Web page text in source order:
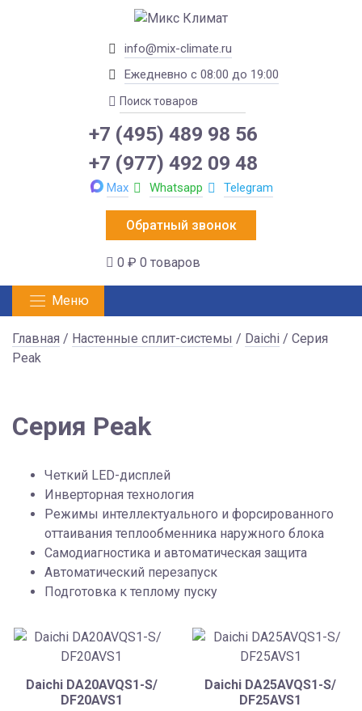
info@mix-climate.ru
Ежедневно с 08:00 до 19:00
+7 (495) 489 98 56
+7 (977) 492 09 48
Max Whatsapp Telegram
Обратный звонок
0 ₽ 0 товаров
Меню
Главная / Настенные сплит-системы / Daichi / Серия
Peak
Серия Peak
Четкий LED-дисплей
Инверторная технология
Режимы интеллектуального и форсированного
оттаивания теплообменника наружного блока
Самодиагностика и автоматическая защита
Автоматический перезапуск
Подготовка к теплому пуску
Daichi DA20AVQS1-S/
DF20AVS1
Daichi DA25AVQS1-S/
DF25AVS1